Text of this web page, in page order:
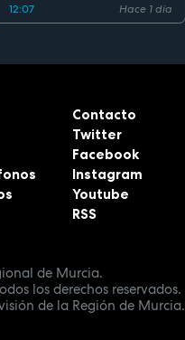
12:07
Hace 1 día
de Murcia.
los derechos reservados.
de la Región de Murcia.
Contacto
Twitter
Facebook
Instagram
Youtube
RSS